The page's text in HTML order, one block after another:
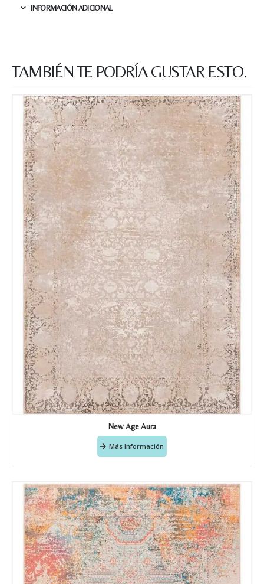
INFORMACIÓN ADICIONAL
TAMBIÉN TE PODRÍA GUSTAR ESTO.
New Age Aura
Más Información
Nombre y apellido *
Teléfono
Correo electronico*
Tu mensaje.
Nombre y Referencia del producto*
Acuerdo RGPD *
Doy mi consentimiento para que
esta web almacene la
información que envío para que
puedan responder a mi petición.
Recibir mi oferta